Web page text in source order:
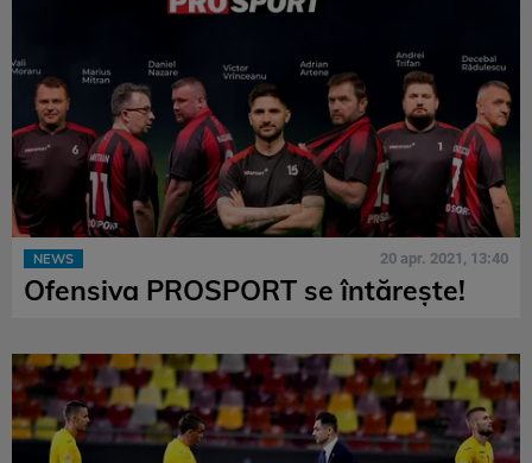
NEWS 20 apr. 2021, 13:40
Ofensiva PROSPORT se întărește!